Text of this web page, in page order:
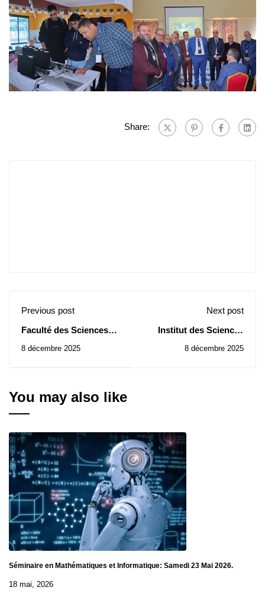
Share:
Previous post
Faculté des Sciences
d’Attribution Provisoire
8 décembre 2025
Next post
Institut des Sciences
d’Attribution Provisoire
8 décembre 2025
You may also like
Séminaire en Mathématiques et Informatique: Samedi 23 Mai 2026.
18 mai, 2026